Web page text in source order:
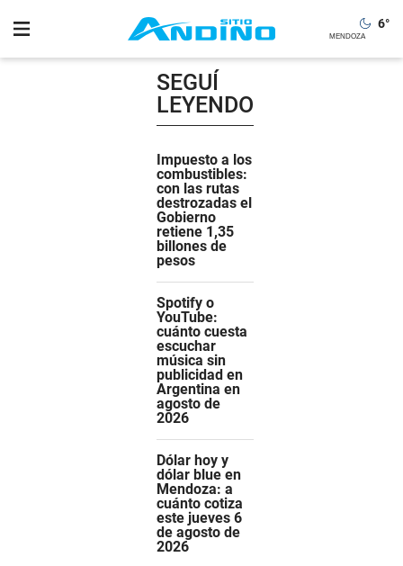
6°
SEGUÍ
LEYENDO
Impuesto a los
combustibles:
con las rutas
destrozadas el
Gobierno
retiene 1,35
billones de
pesos
Spotify o
YouTube:
cuánto cuesta
escuchar
música sin
publicidad en
Argentina en
agosto de
2026
Dólar hoy y
dólar blue en
Mendoza: a
cuánto cotiza
este jueves 6
de agosto de
2026